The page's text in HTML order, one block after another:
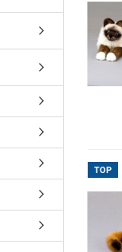
TOP